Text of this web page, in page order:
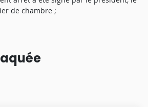
de chambre ;